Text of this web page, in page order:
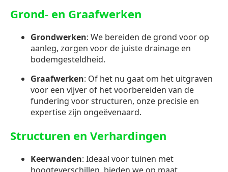
Grond- en Graafwerken
Grondwerken: We bereiden de grond voor op
aanleg, zorgen voor de juiste drainage en
bodemgesteldheid.
Graafwerken: Of het nu gaat om het uitgraven
voor een vijver of het voorbereiden van de
fundering voor structuren, onze precisie en
expertise zijn ongeëvenaard.
Structuren en Verhardingen
Keerwanden: Ideaal voor tuinen met